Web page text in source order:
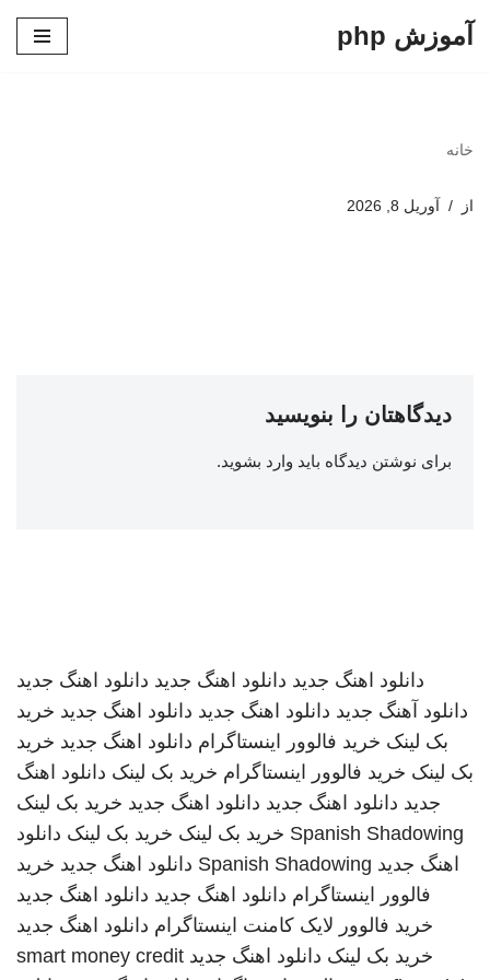
آموزش php
خانه
از آوریل 8, 2026
دیدگاهتان را بنویسید
برای نوشتن دیدگاه باید وارد بشوید.
دانلود اهنگ جدید دانلود اهنگ جدید دانلود اهنگ جدید
دانلود آهنگ جدید دانلود اهنگ جدید دانلود اهنگ جدید خرید
بک لینک خرید فالوور اینستاگرام دانلود اهنگ جدید خرید
بک لینک خرید فالوور اینستاگرام خرید بک لینک دانلود اهنگ
جدید دانلود اهنگ جدید دانلود اهنگ جدید خرید بک لینک
Spanish Shadowing خرید بک لینک خرید بک لینک دانلود
اهنگ جدید Spanish Shadowing دانلود اهنگ جدید خرید
فالوور اینستاگرام دانلود اهنگ جدید دانلود اهنگ جدید
خرید فالوور لایک کامنت اینستاگرام دانلود اهنگ جدید
خرید بک لینک دانلود اهنگ جدید smart money credit